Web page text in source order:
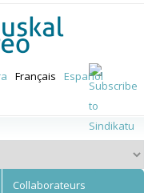
Français Español
Collaborateurs